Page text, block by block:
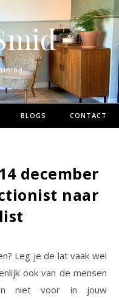
BLOGS CONTACT
december
naar
ook van de mensen
niet voor in jouw